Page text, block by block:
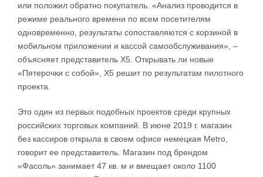
или положил обратно покупатель. «Анализ проводится в
режиме реального времени по всем посетителям
одновременно, результаты сопоставляются с корзиной в
мобильном приложении и кассой самообслуживания», –
объясняет представитель Х5. Открывать ли новые
«Пятерочки с собой», Х5 решит по результатам пилотного
проекта.
Это один из первых подобных проектов среди крупных
российских торговых компаний. В июне 2019 г. магазин
без кассиров открыла в своем офисе немецкая Metro,
говорит ее представитель. Магазин под брендом
«Фасоль» занимает 47 кв. м и вмещает около 1100